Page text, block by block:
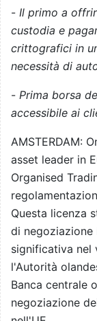
- Il primo a
custodia e
crittografici in
necessità di
- Prima borsa
accessibile ai
AMSTERDAM:
asset leader in
Organised
Questa licenza
di negoziazione
significativa nel
l'Autorità
Banca centrale
negoziazione